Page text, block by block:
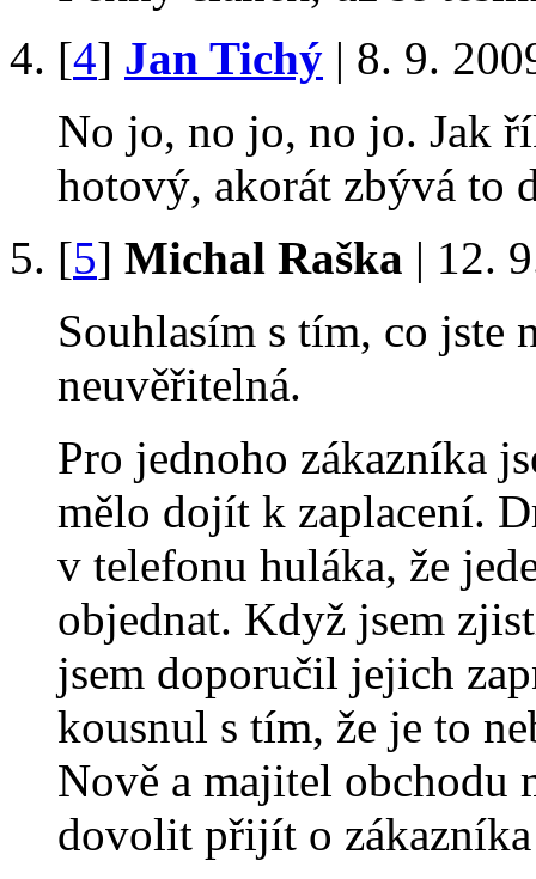
[4] Jan Tichý | 8. 9.
No jo, no jo, no jo. Jak
hotový, akorát zbývá to
[5] Michal Raška | 12.
Souhlasím s tím, co jste
neuvěřitelná.
Pro jednoho zákazníka
mělo dojít k zaplacení.
v telefonu huláka, že
objednat. Když jsem
jsem doporučil jejich
kousnul s tím, že je to
Nově a majitel obchodu
dovolit přijít o